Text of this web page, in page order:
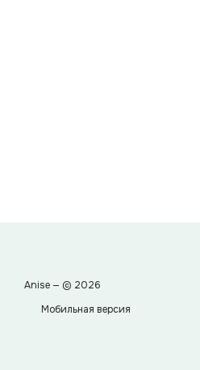
Anise — © 2026
Мобильная версия